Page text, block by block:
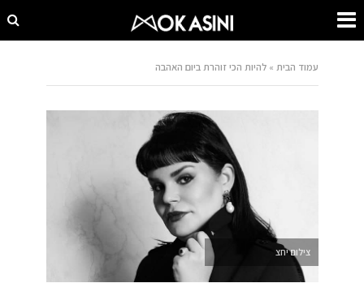
עמוד הבית »להיות הכי זוהרת ביום האהבה
צילום יחצ